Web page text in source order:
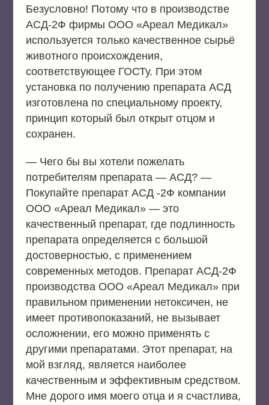
Безусловно! Потому что в производстве
АСД-2Ф фирмы ООО «Ареал Медикал»
используется только качественное сырьё
животного происхождения,
соответствующее ГОСТу. При этом
установка по получению препарата АСД
изготовлена по специальному проекту,
принцип который был открыт отцом и
сохранен.
— Чего бы вы хотели пожелать
потребителям препарата — АСД? —
Покупайте препарат АСД -2Ф компании
ООО «Ареал Медикал» — это
качественный препарат, где подлинность
препарата определяется с большой
достоверностью, с применением
современных методов. Препарат АСД-2Ф
производства ООО «Ареал Медикал» при
правильном применении нетоксичен, не
имеет противопоказаний, не вызывает
осложнении, его можно применять с
другими препаратами. Этот препарат, на
мой взгляд, является наиболее
качественным и эффективным средством.
Мне дорого имя моего отца и я счастлива,